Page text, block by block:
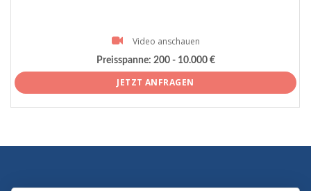
Video anschauen
Preisspanne: 200 - 10.000 €
JETZT ANFRAGEN